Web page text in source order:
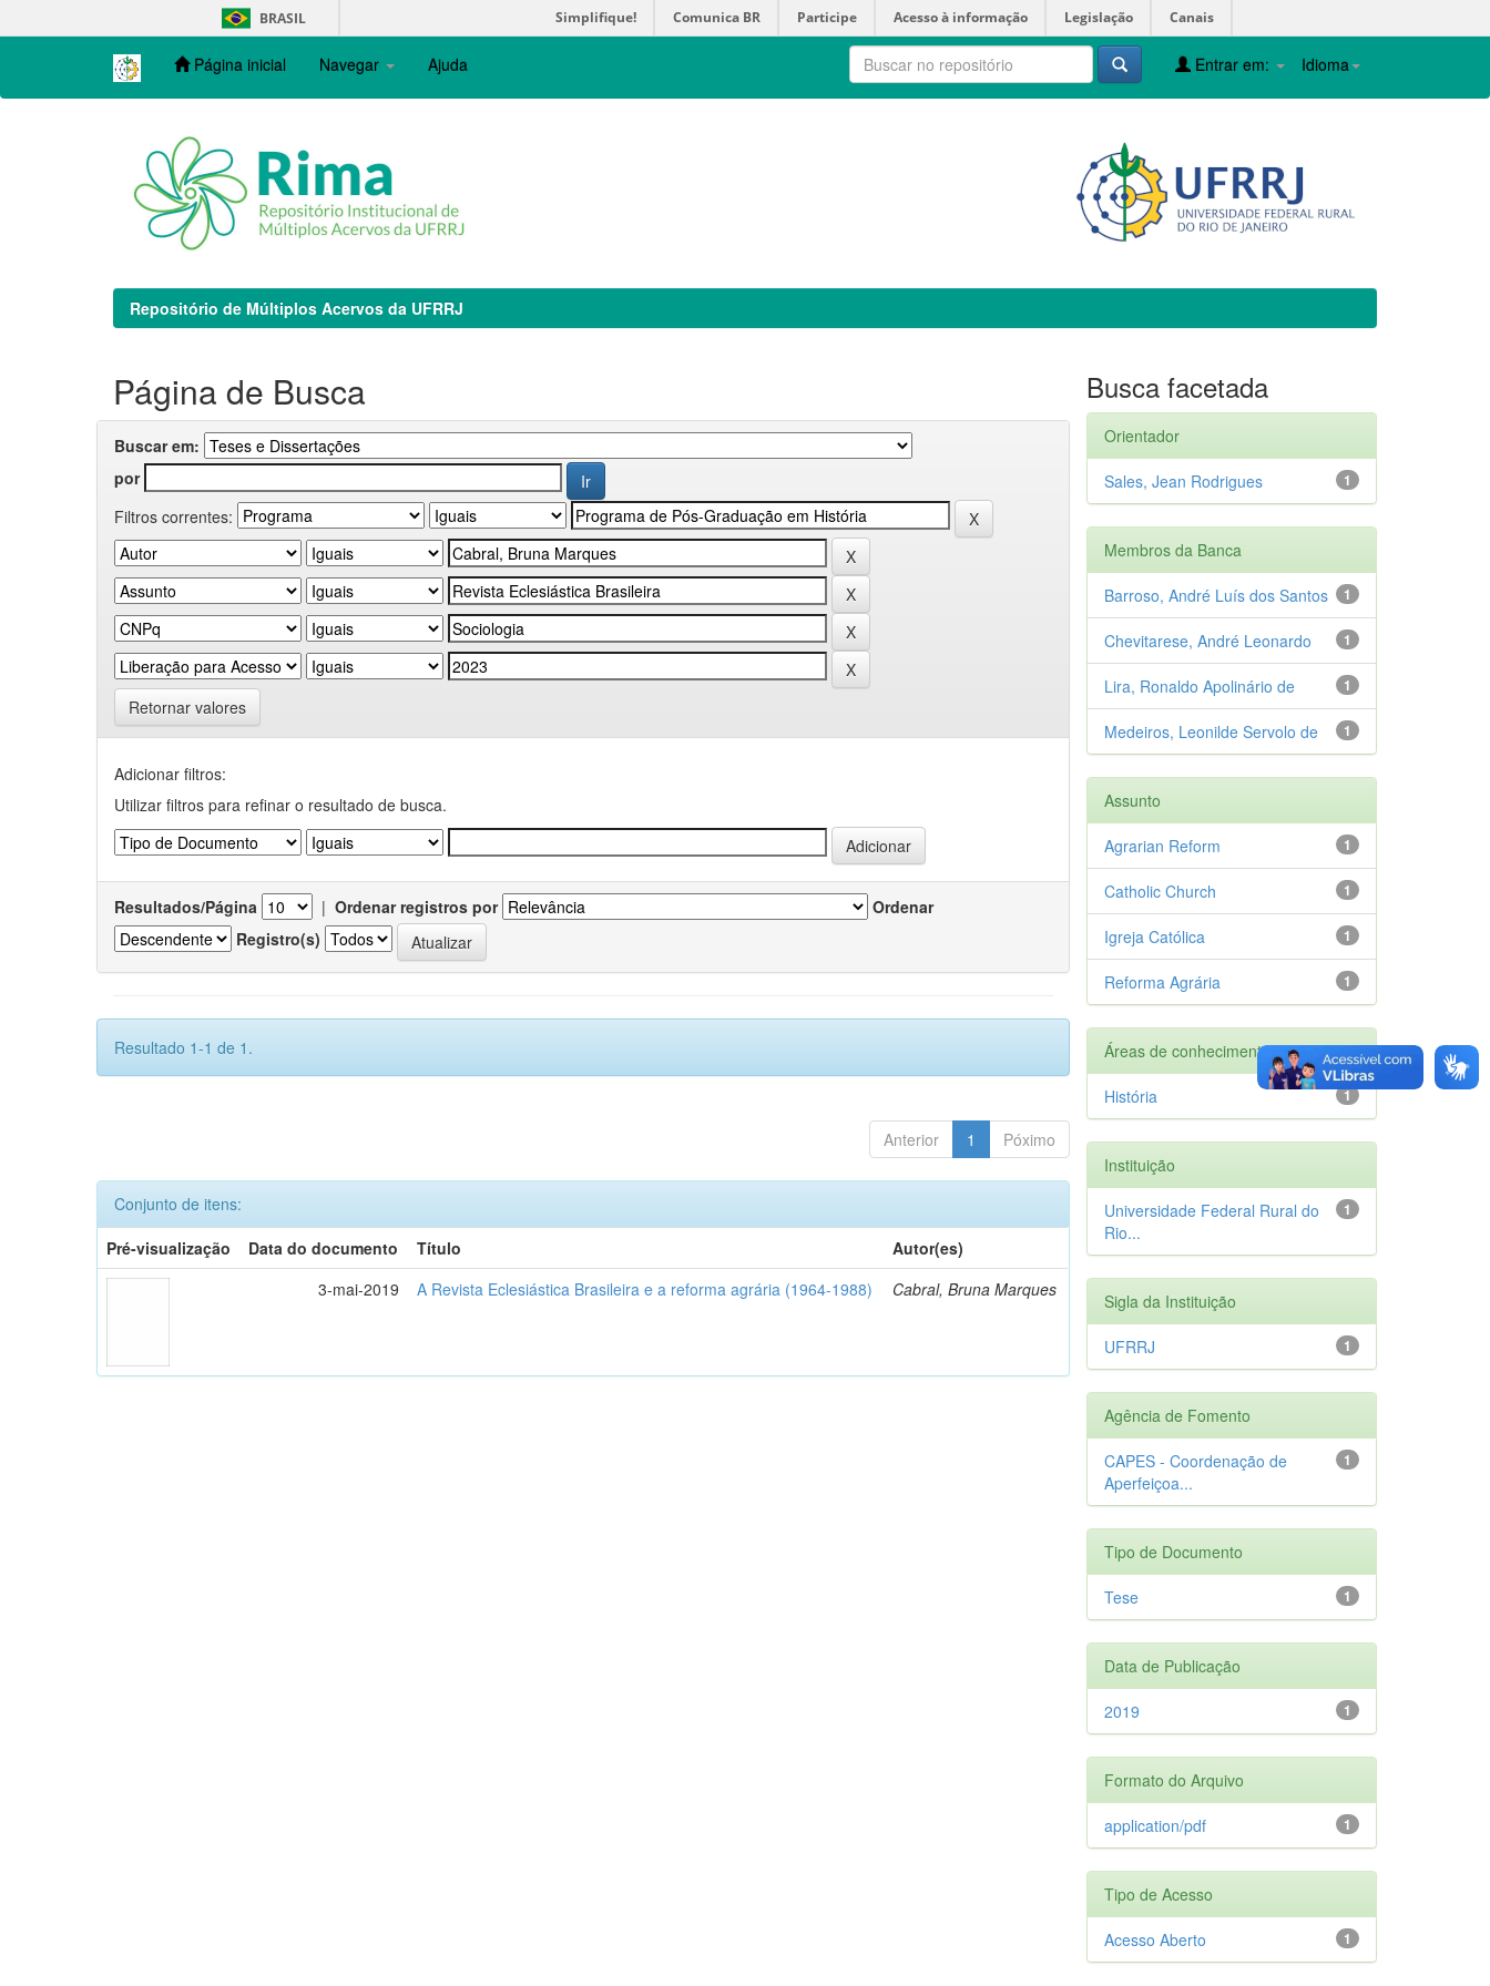
navigation
BRASIL Simplifique! Comunica BR Participe Acesso à informação Legislação Canais
Página inicial Navegar Ajuda Idioma
Entrar em:
Repositório de Múltiplos Acervos da UFRRJ
Página de Busca
Buscar em:
por
Filtros correntes:
Retornar valores
Adicionar filtros:
Utilizar filtros para refinar o resultado de busca.
Resultados/Página | Ordenar registros por
Ordenar
Registro(s)
Resultado 1-1 de 1.
Anterior 1 Póximo
Conjunto de itens:
Pré-visualização
Data do documento Título
Autor(es)
3-mai-2019
A Revista Eclesiástica Brasileira e a reforma agrária (1964-1988) Cabral, Bruna Marques
Busca facetada
Orientador
1
Sales, Jean Rodrigues
Membros da Banca
1
Barroso, André Luís dos Santos
1
Chevitarese, André Leonardo
1
Lira, Ronaldo Apolinário de
1
Medeiros, Leonilde Servolo de
Assunto
1
Agrarian Reform
1
Catholic Church
1
Igreja Católica
1
Reforma Agrária
Áreas de conhecimento
1
História
Instituição
1
Universidade Federal Rural do
Rio...
Sigla da Instituição
1
UFRRJ
Agência de Fomento
1
CAPES - Coordenação de
Aperfeiçoa...
Tipo de Documento
1
Tese
Data de Publicação
1
2019
Formato do Arquivo
1
application/pdf
Tipo de Acesso
1
Acesso Aberto